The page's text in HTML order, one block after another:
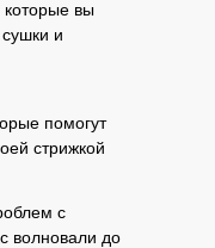
вы
и
помогут
стрижкой
с
волновали до